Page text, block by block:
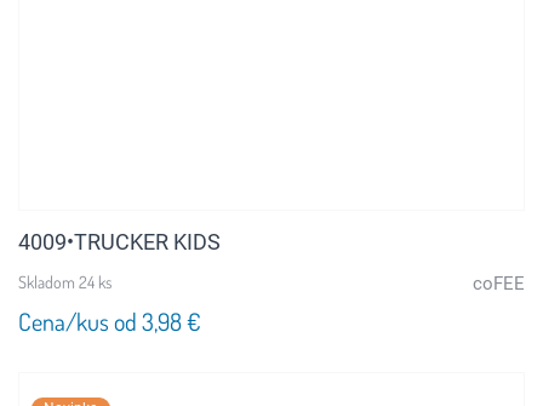
4009•TRUCKER KIDS
Skladom 24 ks coFEE
Cena/kus od 3,98 €